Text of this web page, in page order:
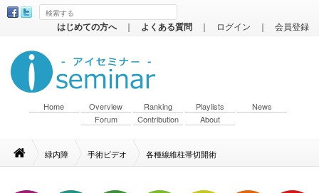
はじめての方へ ｜ よくある質問 ｜ ログイン ｜ 会員登録
Home Overview Ranking Playlists
News
Forum
Contribution About
緑内障 手術ビデオ 各種線維柱帯切開術